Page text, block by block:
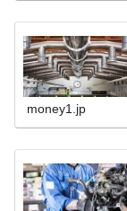
money1.jp